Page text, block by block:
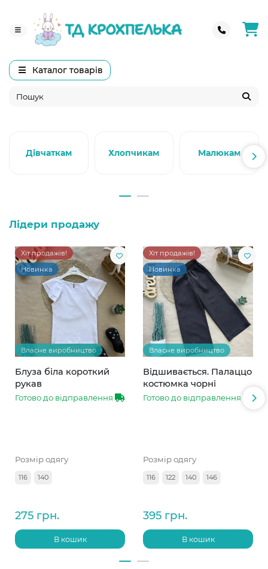
Каталог товарів
Дівчаткам Хлопчикам Малюкам
Лідери продажу
Хіт продажів!
Новинка
Власне виробництво
Блуза біла короткий
рукав
Готово до відправлення
Розмір одягу
116 140
275 грн.
В кошик
Хіт продажів!
Новинка
Власне виробництво
Відшивається. Палаццо
костюмка чорні
Готово до відправлення
Розмір одягу
116 122 140 146
395 грн.
В кошик